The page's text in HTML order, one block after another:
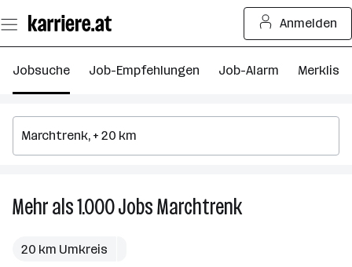
Seiteninhalt
springen
Anmelden
Jobsuche Job-Empfehlungen Job-Alarm Merkliste
Mehr als 1.000JobsMarchtrenkMehr
20 km Umkreis